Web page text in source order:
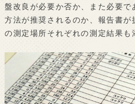
盤改良が必要か否か、また必要で
方法が推奨されるのか、報告書が
の測定場所それぞれの測定結果も